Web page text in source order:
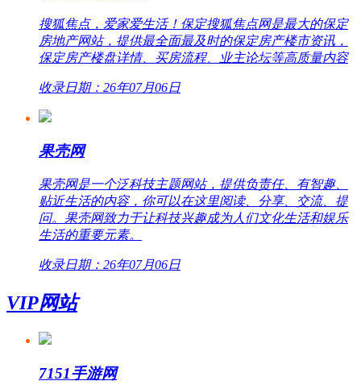
搜狐焦点，爱家爱生活！保定搜狐焦点网是最大的保定
房地产网站，提供最全面最及时的保定房产楼市资讯，
保定房产楼盘详情、买房流程、业主论坛等高质量内容
收录日期：26年07月06日
果壳网
果壳网是一个泛科技主题网站，提供负责任、有智趣、
贴近生活的内容，你可以在这里阅读、分享、交流、提
问。果壳网致力于让科技兴趣成为人们文化生活和娱乐
生活的重要元素。
收录日期：26年07月06日
VIP网站
7151手游网